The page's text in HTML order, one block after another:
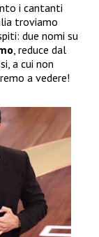
i cantanti
troviamo
due nomi su
, reduce dal
a cui non
a vedere!